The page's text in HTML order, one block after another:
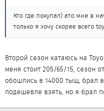
Кто где покупал) ато мне в
только я хочу скорее всего
Второй сезон катаюсь на
меня стоит 205/65/15, сезон
обошлись в 14000 тыщ, брал
подешевле взять, но я брал